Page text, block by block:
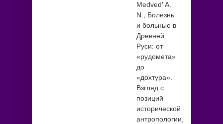
Medved′ A.
N., Болезнь
и больные в
Древней
Руси: от
«рудомета»
до
«дохтура».
Взгляд с
позиций
исторической
антропологии,